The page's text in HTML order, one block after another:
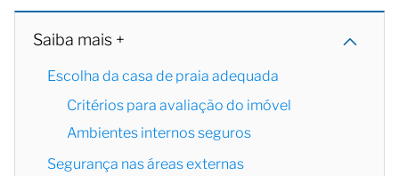
Saiba mais +
Escolha da casa de praia adequada
Critérios para avaliação do imóvel
Ambientes internos seguros
Segurança nas áreas externas